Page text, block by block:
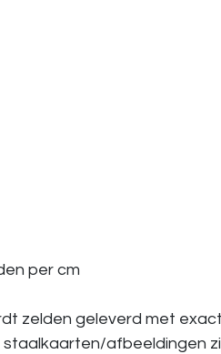
per cm
zelden geleverd met
staalkaarten/afbeeldingen